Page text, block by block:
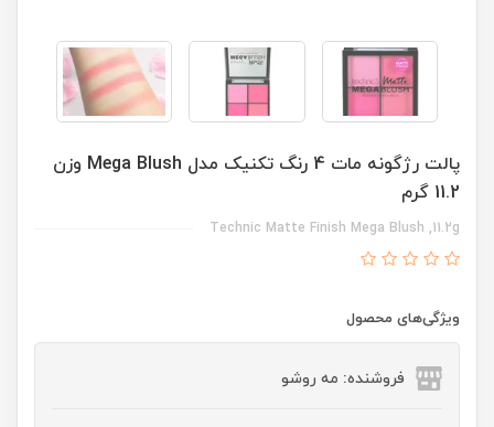
پالت رژگونه مات 4 رنگ تکنیک مدل Mega Blush وزن
11.2 گرم
Technic Matte Finish Mega Blush ,11.2g
ویژگی‌های محصول
فروشنده: مه رو‌شو